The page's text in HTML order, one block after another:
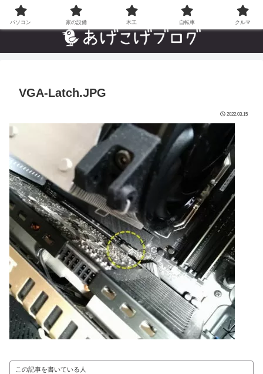
自分でやった”あんなことやこんなこと”の趣味ブログ
VGA-Latch.JPG
2022.03.15
この記事を書いている人
パソコン 家の設備 木工 自転車 クルマ